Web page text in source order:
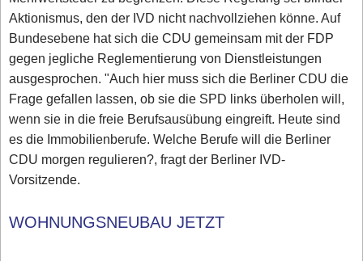
Aktionismus, den der IVD nicht nachvollziehen könne. Auf
Bundesebene hat sich die CDU gemeinsam mit der FDP
gegen jegliche Reglementierung von Dienstleistungen
ausgesprochen. "Auch hier muss sich die Berliner CDU die
Frage gefallen lassen, ob sie die SPD links überholen will,
wenn sie in die freie Berufsausübung eingreift. Heute sind
es die Immobilienberufe. Welche Berufe will die Berliner
CDU morgen regulieren?, fragt der Berliner IVD-
Vorsitzende.
WOHNUNGSNEUBAU JETZT